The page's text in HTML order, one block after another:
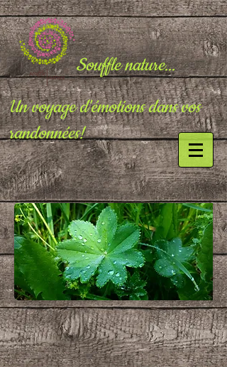
Souffle nature...
Un voyage d'émotions dans vos
randonnées!